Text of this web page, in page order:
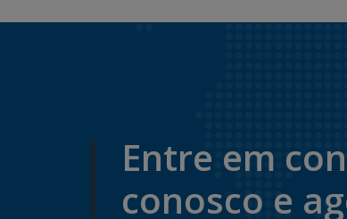
Entre em
conosco e